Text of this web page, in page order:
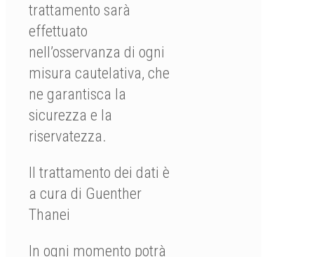
trattamento sarà
effettuato
nell’osservanza di ogni
misura cautelativa, che
ne garantisca la
sicurezza e la
riservatezza.
Il trattamento dei dati è
a cura di Guenther
Thanei
In ogni momento potrà